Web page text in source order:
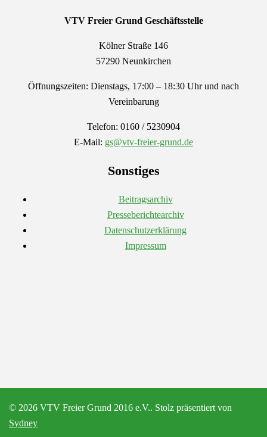
VTV Freier Grund Geschäftsstelle
Kölner Straße 146
57290 Neunkirchen
Öffnungszeiten: Dienstags, 17:00 – 18:30 Uhr und nach
Vereinbarung
Telefon: 0160 / 5230904
E-Mail: gs@vtv-freier-grund.de
Sonstiges
Beitragsarchiv
Presseberichtearchiv
Datenschutzerklärung
Impressum
© 2026 VTV Freier Grund 2016 e.V.. Stolz präsentiert von
Sydney